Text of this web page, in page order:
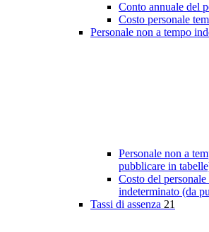
Conto annuale del
Costo personale
Personale non a tempo
Personale non a
pubblicare in
Costo del
indeterminato (da
Tassi di assenza 21